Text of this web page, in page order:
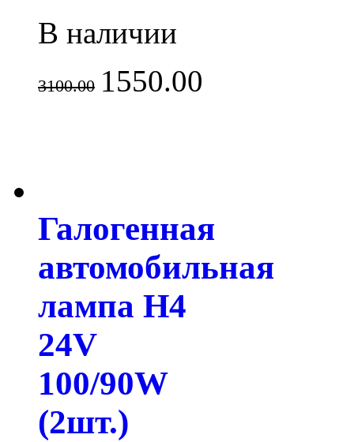
В наличии
3100.00 1550.00
Галогенная
автомобильная
лампа H4
24V
100/90W
(2шт.)